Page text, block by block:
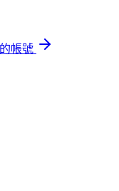
帳號